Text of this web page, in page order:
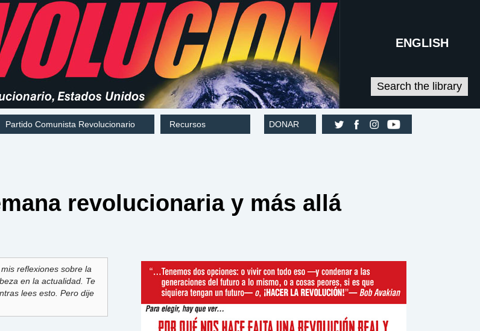
Partido Comunista Revolucionario Recursos DONAR
Search the library
ENGLISH
revolucionaria y más allá
reflexiones sobre la
en la actualidad. Te
lees esto. Pero dije